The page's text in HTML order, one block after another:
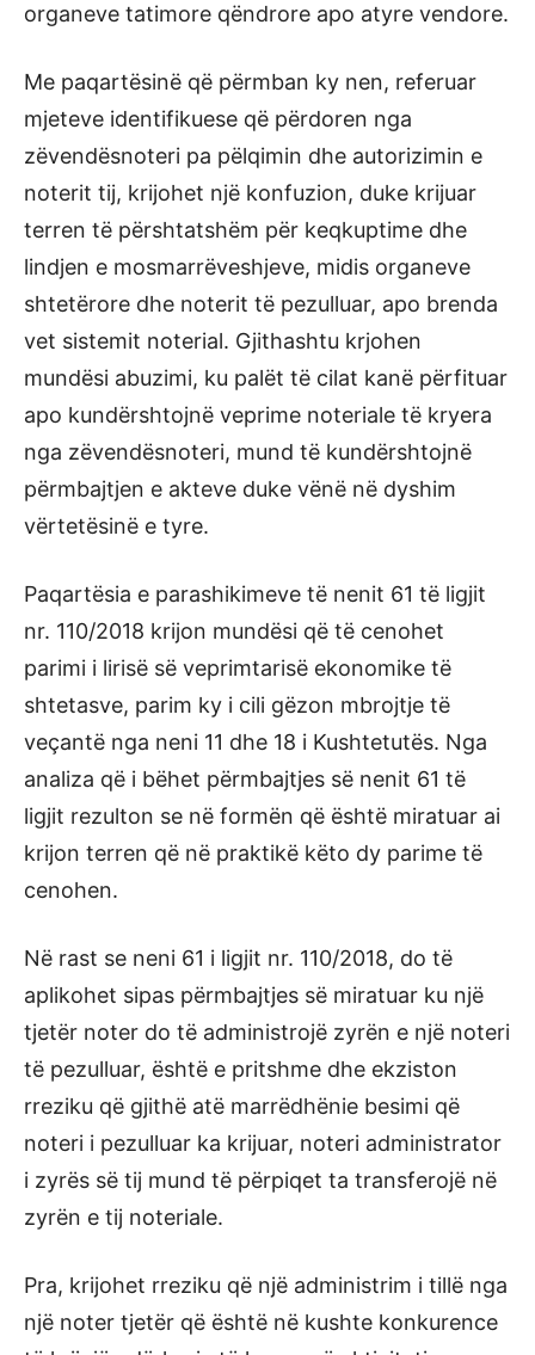
organeve tatimore qëndrore apo atyre vendore.
Me paqartësinë që përmban ky nen, referuar
mjeteve identifikuese që përdoren nga
zëvendësnoteri pa pëlqimin dhe autorizimin e
noterit tij, krijohet një konfuzion, duke krijuar
terren të përshtatshëm për keqkuptime dhe
lindjen e mosmarrëveshjeve, midis organeve
shtetërore dhe noterit të pezulluar, apo brenda
vet sistemit noterial. Gjithashtu krjohen
mundësi abuzimi, ku palët të cilat kanë përfituar
apo kundërshtojnë veprime noteriale të kryera
nga zëvendësnoteri, mund të kundërshtojnë
përmbajtjen e akteve duke vënë në dyshim
vërtetësinë e tyre.
Paqartësia e parashikimeve të nenit 61 të ligjit
nr. 110/2018 krijon mundësi që të cenohet
parimi i lirisë së veprimtarisë ekonomike të
shtetasve, parim ky i cili gëzon mbrojtje të
veçantë nga neni 11 dhe 18 i Kushtetutës. Nga
analiza që i bëhet përmbajtjes së nenit 61 të
ligjit rezulton se në formën që është miratuar ai
krijon terren që në praktikë këto dy parime të
cenohen.
Në rast se neni 61 i ligjit nr. 110/2018, do të
aplikohet sipas përmbajtjes së miratuar ku një
tjetër noter do të administrojë zyrën e një noteri
të pezulluar, është e pritshme dhe ekziston
rreziku që gjithë atë marrëdhënie besimi që
noteri i pezulluar ka krijuar, noteri administrator
i zyrës së tij mund të përpiqet ta transferojë në
zyrën e tij noteriale.
Pra, krijohet rreziku që një administrim i tillë nga
një noter tjetër që është në kushte konkurence